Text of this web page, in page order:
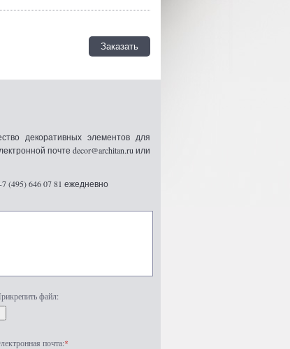
Заказать
декоративных элементов для
почте decor@architan.ru или
(495) 646 07 81 ежедневно
файл:
почта:*